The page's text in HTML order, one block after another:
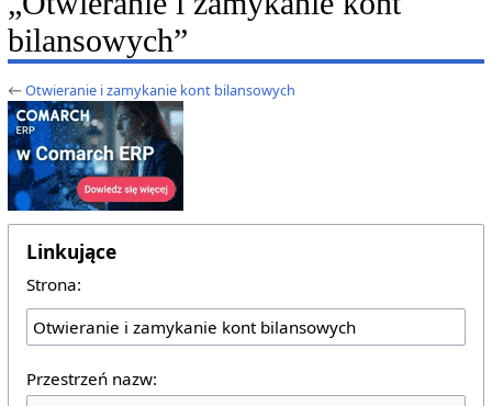
bilansowych”
←Otwieranie i zamykanie kont bilansowych
Linkujące
Strona:
Przestrzeń nazw: